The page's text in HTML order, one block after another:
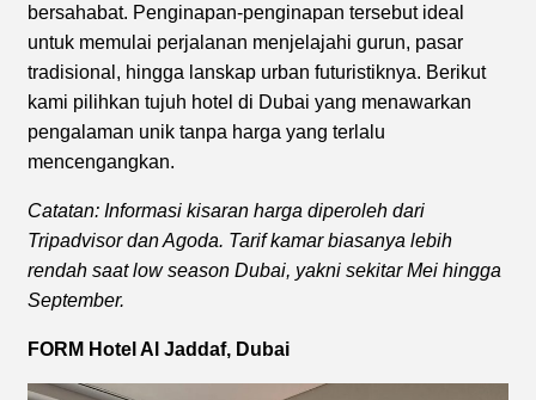
bersahabat. Penginapan-penginapan tersebut ideal
untuk memulai perjalanan menjelajahi gurun, pasar
tradisional, hingga lanskap urban futuristiknya. Berikut
kami pilihkan tujuh hotel di Dubai yang menawarkan
pengalaman unik tanpa harga yang terlalu
mencengangkan.
Catatan: Informasi kisaran harga diperoleh dari
Tripadvisor dan Agoda. Tarif kamar biasanya lebih
rendah saat low season Dubai, yakni sekitar Mei hingga
September.
FORM Hotel Al Jaddaf, Dubai